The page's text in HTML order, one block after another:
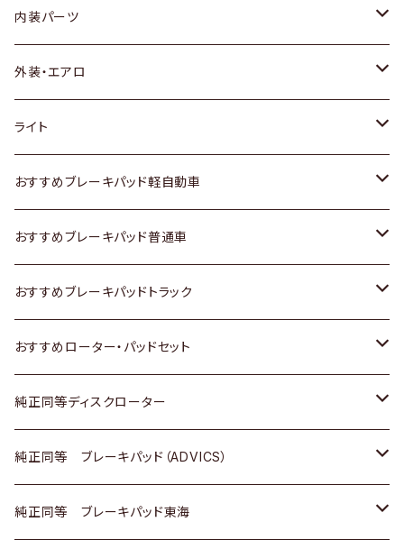
内装パーツ
トヨタ
ホンダ
スズキ
日産
いすゞ
ダイハツ
マツダ
三菱
スバル
外装・エアロ
トヨタ
ホンダ
スズキ
日産
いすゞ
ダイハツ
マツダ
三菱
ライト
トヨタ
スズキ
日産
いすゞ
ダイハツ
三菱
日野
おすすめブレーキパッド軽自動車
トヨタ
ホンダ
スズキ
日産
ダイハツ
マツダ
おすすめブレーキパッド普通車
トヨタ
ホンダ
スズキ
日産
いすゞ
おすすめブレーキパッドトラック
トヨタ
日産
いすゞ
ダイハツ
おすすめローター・パッドセット
トヨタ
ホンダ
スズキ
純正同等ディスクローター
トヨタ
ホンダ
純正同等 ブレーキパッド（ADVICS）
トヨタ
純正同等 ブレーキパッド東海